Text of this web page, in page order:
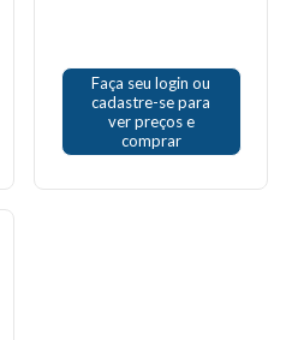
Faça seu login ou
cadastre-se para
ver preços e
comprar